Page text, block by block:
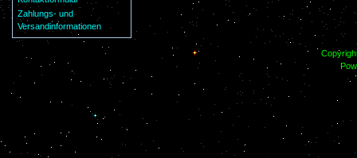
Zahlungs- und
Versandinformationen